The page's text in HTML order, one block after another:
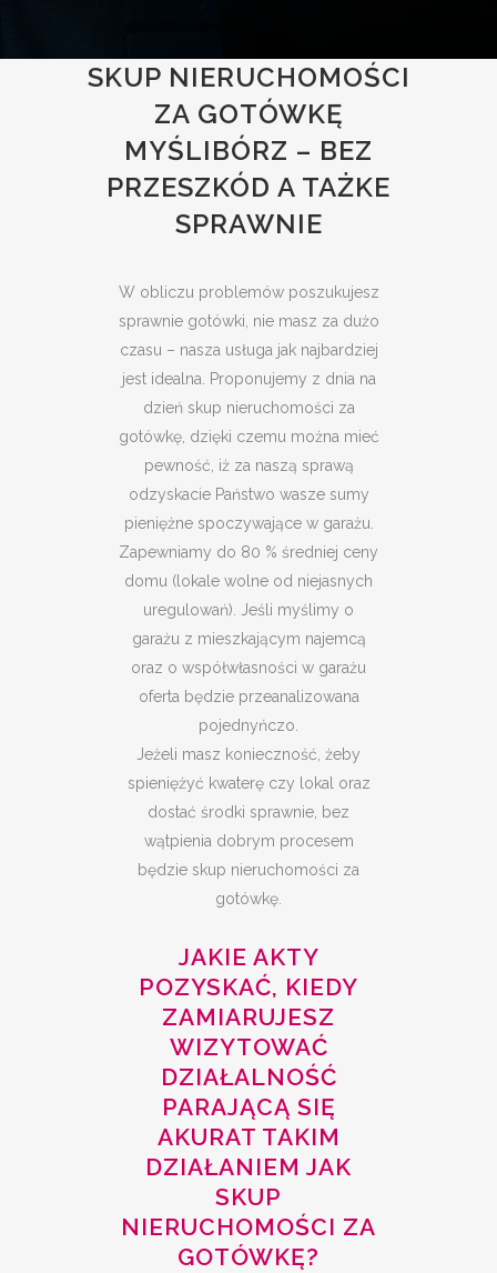
SKUP NIERUCHOMOŚCI
ZA GOTÓWKĘ
MYŚLIBÓRZ – BEZ
PRZESZKÓD A TAŻKE
SPRAWNIE
W obliczu problemów poszukujesz
sprawnie gotówki, nie masz za dużo
czasu – nasza usługa jak najbardziej
jest idealna. Proponujemy z dnia na
dzień skup nieruchomości za
gotówkę, dzięki czemu można mieć
pewność, iż za naszą sprawą
odzyskacie Państwo wasze sumy
pieniężne spoczywające w garażu.
Zapewniamy do 80 % średniej ceny
domu (lokale wolne od niejasnych
uregulowań). Jeśli myślimy o
garażu z mieszkającym najemcą
oraz o współwłasności w garażu
oferta będzie przeanalizowana
pojednyńczo.
Jeżeli masz konieczność, żeby
spieniężyć kwaterę czy lokal oraz
dostać środki sprawnie, bez
wątpienia dobrym procesem
będzie skup nieruchomości za
gotówkę.
JAKIE AKTY
POZYSKAĆ, KIEDY
ZAMIARUJESZ
WIZYTOWAĆ
DZIAŁALNOŚĆ
PARAJĄCĄ SIĘ
AKURAT TAKIM
DZIAŁANIEM JAK
SKUP
NIERUCHOMOŚCI ZA
GOTÓWKĘ?